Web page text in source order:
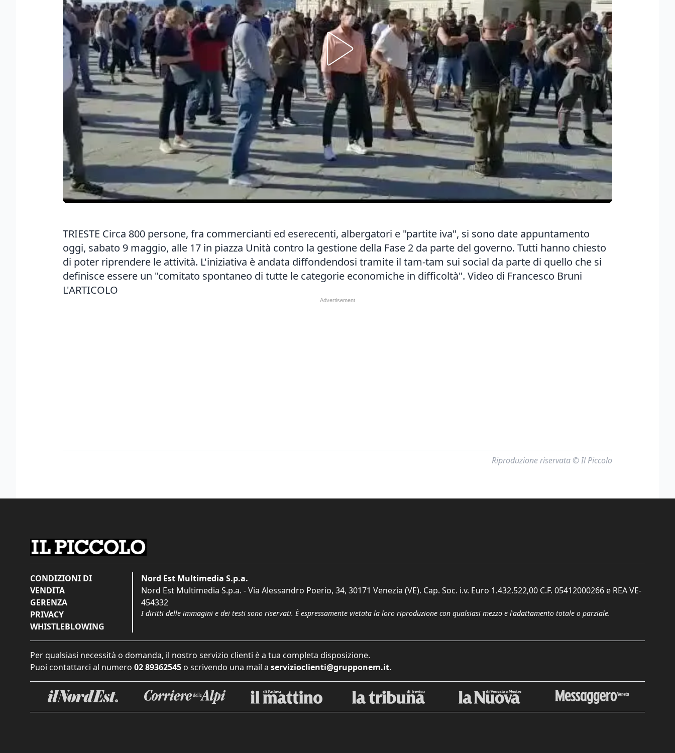
TRIESTE Circa 800 persone, fra commercianti ed eserecenti, albergatori e "partite iva", si sono date appuntamento
oggi, sabato 9 maggio, alle 17 in piazza Unità contro la gestione della Fase 2 da parte del governo. Tutti hanno chiesto
di poter riprendere le attività. L'iniziativa è andata diffondendosi tramite il tam-tam sui social da parte di quello che si
definisce essere un "comitato spontaneo di tutte le categorie economiche in difficoltà". Video di Francesco Bruni
L'ARTICOLO
Riproduzione riservata © Il Piccolo
CONDIZIONI DI
VENDITA
GERENZA
PRIVACY
WHISTLEBLOWING
Nord Est Multimedia S.p.a.
Nord Est Multimedia S.p.a. - Via Alessandro Poerio, 34, 30171 Venezia (VE). Cap. Soc. i.v. Euro 1.432.522,00 C.F. 05412000266 e REA VE-
454332
I diritti delle immagini e dei testi sono riservati. È espressamente vietata la loro riproduzione con qualsiasi mezzo e l'adattamento totale o parziale.
Per qualsiasi necessità o domanda, il nostro servizio clienti è a tua completa disposizione.
Puoi contattarci al numero 02 89362545 o scrivendo una mail a servizioclienti@grupponem.it.